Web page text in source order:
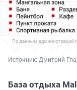
Источник: Дмитрий
База отдыха